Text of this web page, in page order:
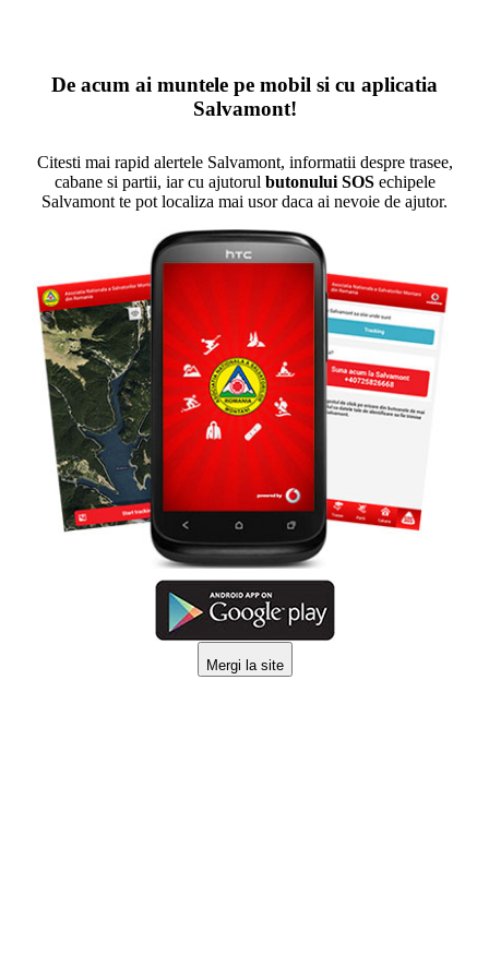
De acum ai muntele pe mobil si cu aplicatia
Salvamont!
Citesti mai rapid alertele Salvamont, informatii despre trasee,
cabane si partii, iar cu ajutorul butonului SOSechipele
Salvamont te pot localiza mai usor daca ai nevoie de ajutor.
Mergi la site